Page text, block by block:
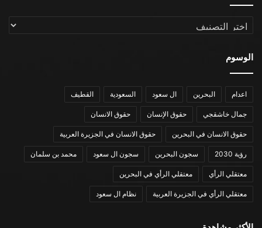
التصنيفات
الوسوم
اعدام البحرين ال سعود السعودية القطيف
جمال خاشقجي حقوق الإنسان حقوق الانسان
حقوق الانسان في البحرين حقوق الانسان في الجزيرة العربية
رؤية 2030 سجون البحرين سجون ال سعود محمد بن سلمان
معتقلي الرأي معتقلي الرأي في البحرين
معتقلي الرأي في الجزيرة العربية نظام ال سعود